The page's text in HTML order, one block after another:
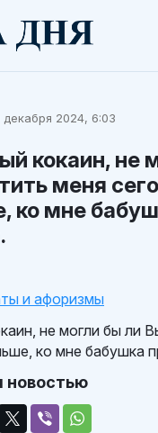
декабря 2024, 6:03
кокаин, не
меня
ко мне
и афоризмы
не могли бы ли
ко мне бабушка
новостью